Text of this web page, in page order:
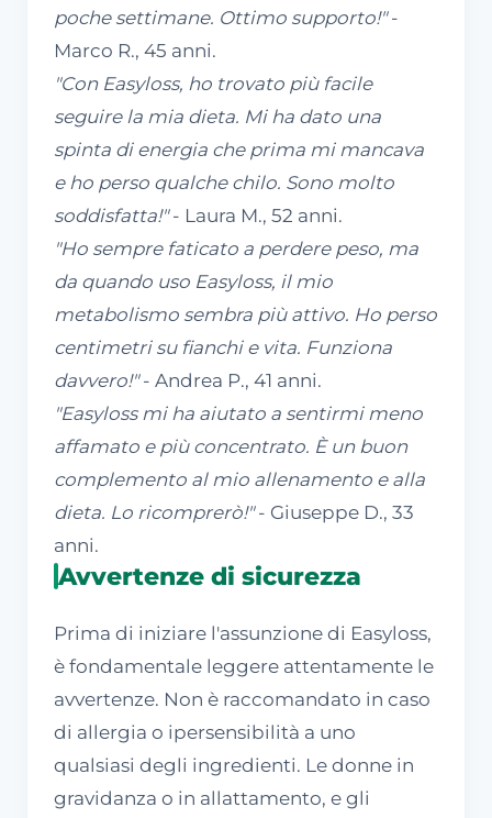
poche settimane. Ottimo supporto!"-
Marco R., 45 anni.
"Con Easyloss, ho trovato più facile
seguire la mia dieta. Mi ha dato una
spinta di energia che prima mi mancava
e ho perso qualche chilo. Sono molto
soddisfatta!"- Laura M., 52 anni.
"Ho sempre faticato a perdere peso, ma
da quando uso Easyloss, il mio
metabolismo sembra più attivo. Ho perso
centimetri su fianchi e vita. Funziona
davvero!"- Andrea P., 41 anni.
"Easyloss mi ha aiutato a sentirmi meno
affamato e più concentrato. È un buon
complemento al mio allenamento e alla
dieta. Lo ricomprerò!"- Giuseppe D., 33
anni.
Avvertenze di sicurezza
Prima di iniziare l'assunzione di Easyloss,
è fondamentale leggere attentamente le
avvertenze. Non è raccomandato in caso
di allergia o ipersensibilità a uno
qualsiasi degli ingredienti. Le donne in
gravidanza o in allattamento, e gli